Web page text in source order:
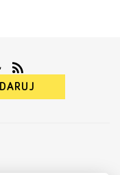
DARUJ